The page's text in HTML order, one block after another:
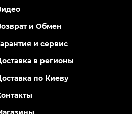
и Обмен
и сервис
в регионы
по Киеву